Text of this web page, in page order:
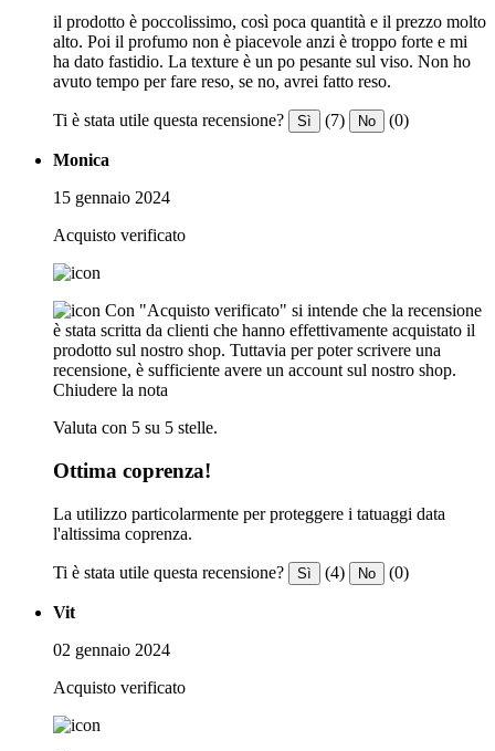
il prodotto è poccolissimo, così poca quantità e il prezzo molto
alto. Poi il profumo non è piacevole anzi è troppo forte e mi
ha dato fastidio. La texture è un po pesante sul viso. Non ho
avuto tempo per fare reso, se no, avrei fatto reso.
Ti è stata utile questa recensione? Sì (7) No (0)
Monica
15 gennaio 2024
Acquisto verificato
Con "Acquisto verificato" si intende che la recensione
è stata scritta da clienti che hanno effettivamente acquistato il
prodotto sul nostro shop. Tuttavia per poter scrivere una
recensione, è sufficiente avere un account sul nostro shop.
Chiudere la nota
Valuta con 5 su 5 stelle.
Ottima coprenza!
La utilizzo particolarmente per proteggere i tatuaggi data
l'altissima coprenza.
Ti è stata utile questa recensione? Sì (4) No (0)
Vit
02 gennaio 2024
Acquisto verificato